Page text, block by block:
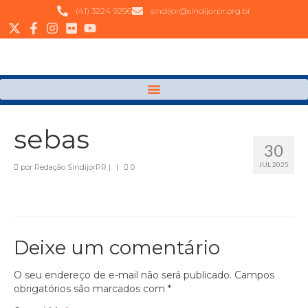
(41) 3224 9296 sindijor@sindijorpr.org.br
30
JUL 2025
sebas
por Redação SindijorPR | | 0
Deixe um comentário
O seu endereço de e-mail não será publicado. Campos
obrigatórios são marcados com *